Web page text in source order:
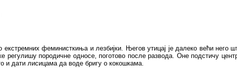
екстремних феминисткиња и лезбијки. Његов утицај је далеко већи него
регулишу породичне односе, поготово после развода. Оне подстичу
и дати лисицама да воде бригу о кокошкама.